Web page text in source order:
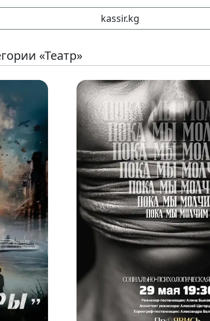
kassir.kg
«Театр»